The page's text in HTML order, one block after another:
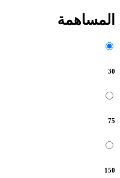
المساهمة
30
75
150